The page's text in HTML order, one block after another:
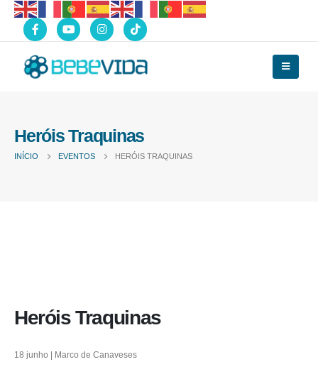
Heróis Traquinas
INÍCIO EVENTOS HERÓIS TRAQUINAS
Heróis Traquinas
18 junho | Marco de Canaveses